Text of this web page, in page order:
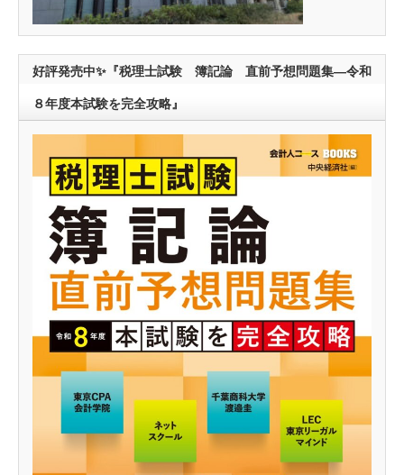
好評発売中✨『税理士試験 簿記論 直前予想問題集―令和
８年度本試験を完全攻略』